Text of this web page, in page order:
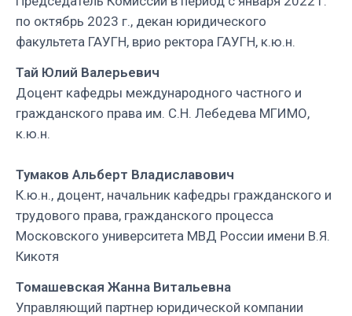
по октябрь 2023 г., декан юридического
факультета ГАУГН, врио ректора ГАУГН, к.ю.н.
Тай Юлий Валерьевич
Доцент кафедры международного частного и
гражданского права им. С.Н. Лебедева МГИМО,
к.ю.н.
Тумаков Альберт Владиславович
К.ю.н., доцент, начальник кафедры гражданского и
трудового права, гражданского процесса
Московского университета МВД России имени В.Я.
Кикотя
Томашевская Жанна Витальевна
Управляющий партнер юридической компании